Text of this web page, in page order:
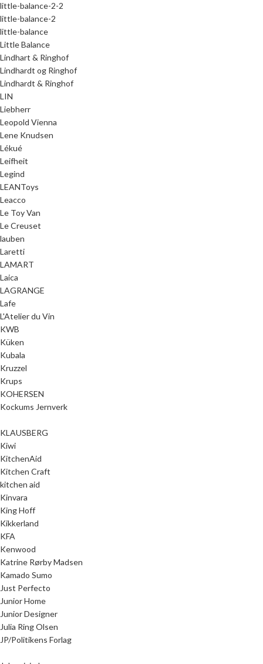
little-balance-2-2
little-balance-2
little-balance
Little Balance
Lindhart & Ringhof
Lindhardt og Ringhof
Lindhardt & Ringhof
LIN
Liebherr
Leopold Vienna
Lene Knudsen
Lékué
Leifheit
Legind
LEANToys
Leacco
Le Toy Van
Le Creuset
lauben
Laretti
LAMART
Laica
LAGRANGE
Lafe
L'Atelier du Vin
KWB
Küken
Kubala
Kruzzel
Krups
KOHERSEN
Kockums Jernverk
KLAUSBERG
Kiwi
KitchenAid
Kitchen Craft
kitchen aid
Kinvara
King Hoff
Kikkerland
KFA
Kenwood
Katrine Rørby Madsen
Kamado Sumo
Just Perfecto
Junior Home
Junior Designer
Julia Ring Olsen
JP/Politikens Forlag